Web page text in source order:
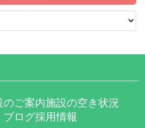
のご案内施設の空き状況
ブログ採用情報